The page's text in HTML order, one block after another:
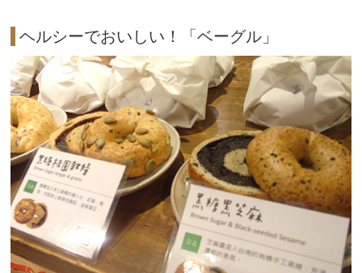
ヘルシーでおいしい！「ベーグル」